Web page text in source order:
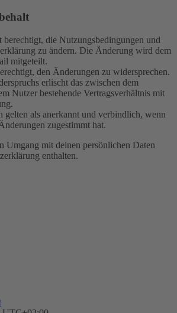
berechtigt, die Nutzungsbedingungen und
zu ändern. Die Änderung wird dem
mitgeteilt.
den Änderungen zu widersprechen.
erlischt das zwischen dem
Nutzer bestehende Vertragsverhältnis mit
gelten als anerkannt und verbindlich, wenn
zugestimmt hat.
Umgang mit deinen persönlichen Daten
enthalten.